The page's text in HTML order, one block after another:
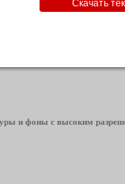
и фоны с высоким